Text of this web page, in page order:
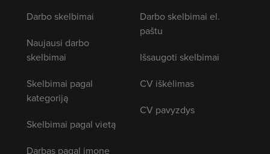
Darbo skelbimai
Naujausi darbo
skelbimai
Skelbimai pagal
kategoriją
Skelbimai pagal vietą
Darbas pagal įmonę
Darbo skelbimai el.
paštu
Išsaugoti skelbimai
CV iškėlimas
CV pavyzdys